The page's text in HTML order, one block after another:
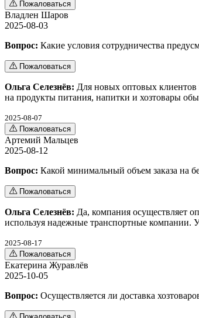
Пожаловаться
Владлен Шаров
2025-08-03
Вопрос: Какие условия сотрудничества
Пожаловаться
Ольга Селезнёв: Для новых оптовых клиентов
на продукты питания, напитки и хозтовары
2025-08-07
Пожаловаться
Артемий Мальцев
2025-08-12
Вопрос: Какой минимальный объем заказа на
Пожаловаться
Ольга Селезнёв: Да, компания осуществляет
используя надежные транспортные компании.
2025-08-17
Пожаловаться
Екатерина Журавлёв
2025-10-05
Вопрос: Осуществляется ли доставка